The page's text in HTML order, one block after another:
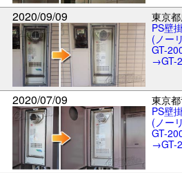
2020/09/09
東京
PS壁
(ノー
GT-
→GT-
2020/07/09
東京
PS壁
(ノー
GT-
→GT-